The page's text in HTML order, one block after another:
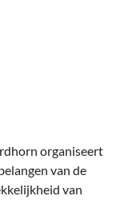
organiseert
van de
van